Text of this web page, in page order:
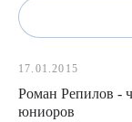
17.01.2015
Роман Репилов -
юниоров